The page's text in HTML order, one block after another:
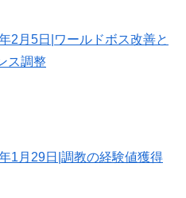
2月5日|ワールドボス改善と
ス調整
1月29日|調教の経験値獲得